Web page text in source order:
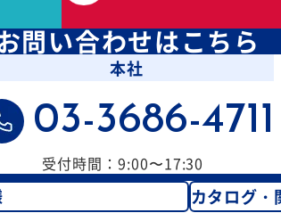
問い合わせはこちら
本社
03-3686-4711
受付時間：9:00〜17:30
カタログ・